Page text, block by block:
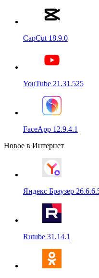
CapCut 18.9.0
YouTube 21.31.525
FaceApp 12.9.4.1
Новое в Интернет
Яндекс Браузер
Rutube 31.14.1